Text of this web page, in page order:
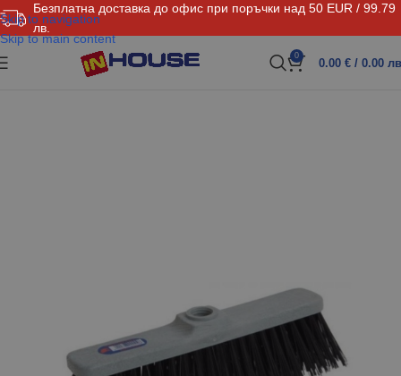
Безплатна доставка до офис при поръчки над 50 EUR / 99.79
лв.
Skip to navigation
Skip to main content
0
0.00 € / 0.00